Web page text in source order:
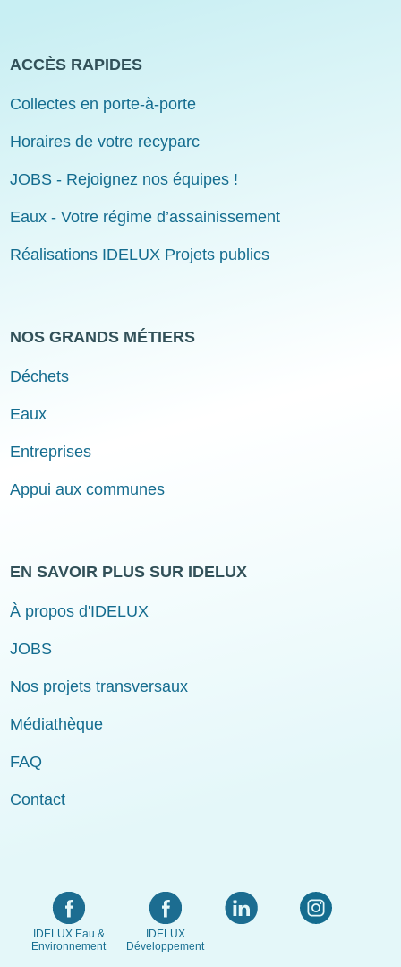
ACCÈS RAPIDES
Collectes en porte-à-porte
Horaires de votre recyparc
JOBS - Rejoignez nos équipes !
Eaux - Votre régime d’assainissement
Réalisations IDELUX Projets publics
NOS GRANDS MÉTIERS
Déchets
Eaux
Entreprises
Appui aux communes
EN SAVOIR PLUS SUR IDELUX
À propos d'IDELUX
JOBS
Nos projets transversaux
Médiathèque
FAQ
Contact
IDELUX Eau &
Environnement
IDELUX
Développement